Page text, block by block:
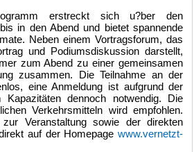
erstreckt sich u?ber den
in den Abend und bietet spannende
Neben einem Vortragsforum, das
und Podiumsdiskussion darstellt,
zum Abend zu einer gemeinsamen
zusammen. Die Teilnahme an der
eine Anmeldung ist aufgrund der
Kapazitäten dennoch notwendig. Die
Verkehrsmitteln wird empfohlen.
zur Veranstaltung sowie der direkten
auf der Homepagewww.vernetzt-